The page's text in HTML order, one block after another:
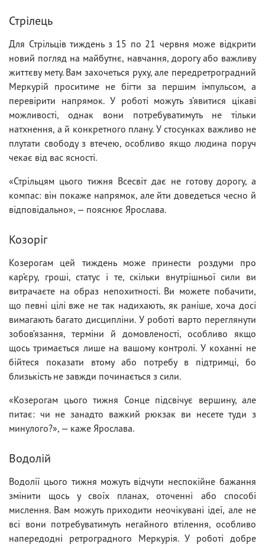
Стрілець
Для Стрільців тиждень з 15 по 21 червня може відкрити
новий погляд на майбутнє, навчання, дорогу або важливу
життєву мету. Вам захочеться руху, але передретроградний
Меркурій проситиме не бігти за першим імпульсом, а
перевірити напрямок. У роботі можуть з’явитися цікаві
можливості, однак вони потребуватимуть не тільки
натхнення, а й конкретного плану. У стосунках важливо не
плутати свободу з втечею, особливо якщо людина поруч
чекає від вас ясності.
«Стрільцям цього тижня Всесвіт дає не готову дорогу, а
компас: він покаже напрямок, але йти доведеться чесно й
відповідально», — пояснює Ярослава.
Козоріг
Козерогам цей тиждень може принести роздуми про
кар’єру, гроші, статус і те, скільки внутрішньої сили ви
витрачаєте на образ непохитності. Ви можете побачити,
що певні цілі вже не так надихають, як раніше, хоча досі
вимагають багато дисципліни. У роботі варто переглянути
зобов’язання, терміни й домовленості, особливо якщо
щось тримається лише на вашому контролі. У коханні не
бійтеся показати втому або потребу в підтримці, бо
близькість не завжди починається з сили.
«Козерогам цього тижня Сонце підсвічує вершину, але
питає: чи не занадто важкий рюкзак ви несете туди з
минулого?», — каже Ярослава.
Водолій
Водолії цього тижня можуть відчути неспокійне бажання
змінити щось у своїх планах, оточенні або способі
мислення. Вам можуть приходити неочікувані ідеї, але не
всі вони потребуватимуть негайного втілення, особливо
напередодні ретроградного Меркурія. У роботі добре